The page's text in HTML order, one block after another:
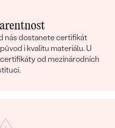
nás dostanete certifikát
i kvalitu materiálu. U
od mezinárodních